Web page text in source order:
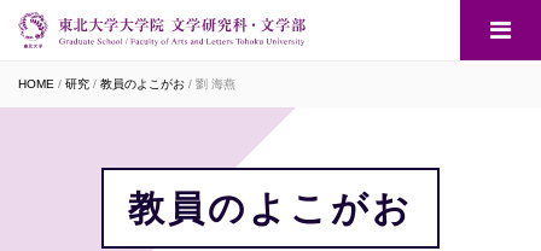
HOME 研究 教員のよこがお 劉 海燕
教員のよこがお